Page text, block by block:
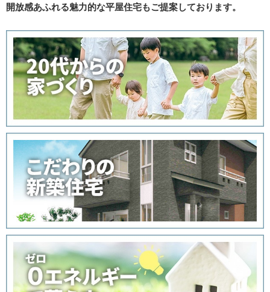
開放感あふれる魅力的な平屋住宅もご提案しております。